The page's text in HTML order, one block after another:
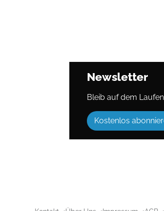
Newsletter
Bleib auf dem
Kostenlos